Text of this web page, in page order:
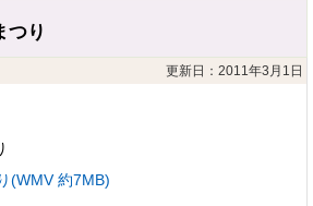
つり
更新日：2011年3月1日
(WMV 約7MB)